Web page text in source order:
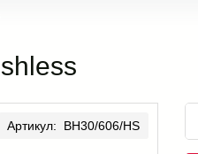
Артикул: BH30/606/HS